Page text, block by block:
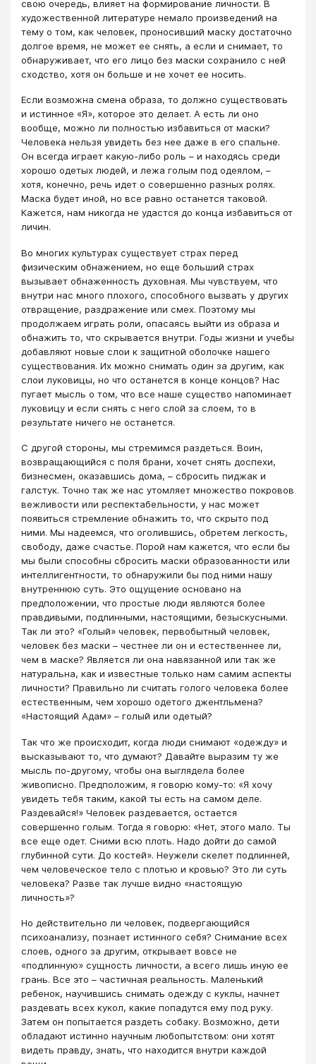
свою очередь, влияет на формирование личности. В
художественной литературе немало произведений на
тему о том, как человек, проносивший маску достаточно
долгое время, не может ее снять, а если и снимает, то
обнаруживает, что его лицо без маски сохранило с ней
сходство, хотя он больше и не хочет ее носить.
Если возможна смена образа, то должно существовать
и истинное «Я», которое это делает. А есть ли оно
вообще, можно ли полностью избавиться от маски?
Человека нельзя увидеть без нее даже в его спальне.
Он всегда играет какую-либо роль – и находясь среди
хорошо одетых людей, и лежа голым под одеялом, –
хотя, конечно, речь идет о совершенно разных ролях.
Маска будет иной, но все равно останется таковой.
Кажется, нам никогда не удастся до конца избавиться от
личин.
Во многих культурах существует страх перед
физическим обнажением, но еще больший страх
вызывает обнаженность духовная. Мы чувствуем, что
внутри нас много плохого, способного вызвать у других
отвращение, раздражение или смех. Поэтому мы
продолжаем играть роли, опасаясь выйти из образа и
обнажить то, что скрывается внутри. Годы жизни и учебы
добавляют новые слои к защитной оболочке нашего
существования. Их можно снимать один за другим, как
слои луковицы, но что останется в конце концов? Нас
пугает мысль о том, что все наше существо напоминает
луковицу и если снять с него слой за слоем, то в
результате ничего не останется.
С другой стороны, мы стремимся раздеться. Воин,
возвращающийся с поля брани, хочет снять доспехи,
бизнесмен, оказавшись дома, – сбросить пиджак и
галстук. Точно так же нас утомляет множество покровов
вежливости или респектабельности, у нас может
появиться стремление обнажить то, что скрыто под
ними. Мы надеемся, что оголившись, обретем легкость,
свободу, даже счастье. Порой нам кажется, что если бы
мы были способны сбросить маски образованности или
интеллигентности, то обнаружили бы под ними нашу
внутреннюю суть. Это ощущение основано на
предположении, что простые люди являются более
правдивыми, подлинными, настоящими, безыскусными.
Так ли это? «Голый» человек, первобытный человек,
человек без маски – честнее ли он и естественнее ли,
чем в маске? Является ли она навязанной или так же
натуральна, как и известные только нам самим аспекты
личности? Правильно ли считать голого человека более
естественным, чем хорошо одетого джентльмена?
«Настоящий Адам» – голый или одетый?
Так что же происходит, когда люди снимают «одежду» и
высказывают то, что думают? Давайте выразим ту же
мысль по-другому, чтобы она выглядела более
живописно. Предположим, я говорю кому-то: «Я хочу
увидеть тебя таким, какой ты есть на самом деле.
Раздевайся!» Человек раздевается, остается
совершенно голым. Тогда я говорю: «Нет, этого мало. Ты
все еще одет. Сними всю плоть. Надо дойти до самой
глубинной сути. До костей». Неужели скелет подлинней,
чем человеческое тело с плотью и кровью? Это ли суть
человека? Разве так лучше видно «настоящую
личность»?
Но действительно ли человек, подвергающийся
психоанализу, познает истинного себя? Снимание всех
слоев, одного за другим, открывает вовсе не
«подлинную» сущность личности, а всего лишь иную ее
грань. Все это – частичная реальность. Маленький
ребенок, научившись снимать одежду с куклы, начнет
раздевать всех кукол, какие попадутся ему под руку.
Затем он попытается раздеть собаку. Возможно, дети
обладают истинно научным любопытством: они хотят
видеть правду, знать, что находится внутри каждой